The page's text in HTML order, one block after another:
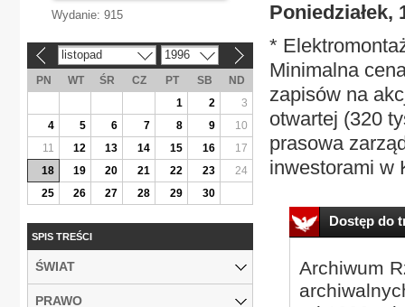
Poniedziałek,
*
Minimalna
zapisów na
otwartej (320
prasowa
inwestorami w
Dostęp do
Archiwum
Wydanie: 915
listopad 1996
PN WT ŚR CZ PT SB
ND
1
2
3
4
5 6 7 8 9
10
11
12 13 14 15 16
17
18
19 20 21 22 23
24
25
26 27 28 29 30
SPIS TREŚCI
ŚWIAT
PRAWO